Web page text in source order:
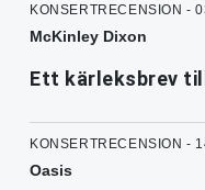
KONSERTRECENSION -
McKinley Dixon
Ett kärleksbrev
KONSERTRECENSION -
Oasis